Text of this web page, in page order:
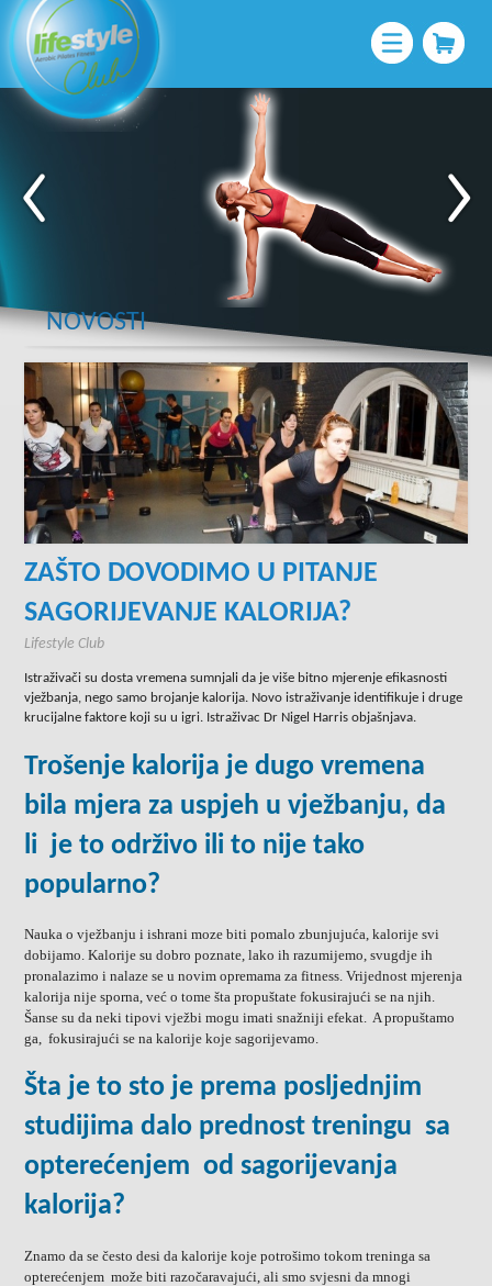
NOVOSTI
ZAŠTO DOVODIMO U PITANJE
SAGORIJEVANJE KALORIJA?
Lifestyle Club
Istraživači su dosta vremena sumnjali da je više bitno mjerenje efikasnosti
vježbanja, nego samo brojanje kalorija. Novo istraživanje identifikuje i druge
krucijalne faktore koji su u igri. Istraživac Dr Nigel Harris objašnjava.
Trošenje kalorija je dugo vremena
bila mjera za uspjeh u vježbanju, da
li je to održivo ili to nije tako
popularno?
Nauka o vježbanju i ishrani moze biti pomalo zbunjujuća, kalorije svi
dobijamo. Kalorije su dobro poznate, lako ih razumijemo, svugdje ih
pronalazimo i nalaze se u novim opremama za fitness. Vrijednost mjerenja
kalorija nije sporna, već o tome šta propuštate fokusirajući se na njih.
Šanse su da neki tipovi vježbi mogu imati snažniji efekat. A propuštamo
ga, fokusirajući se na kalorije koje sagorijevamo.
Šta je to sto je prema posljednjim
studijima dalo prednost treningu sa
opterećenjem od sagorijevanja
kalorija?
Znamo da se često desi da kalorije koje potrošimo tokom treninga sa
opterećenjem može biti razočaravajući, ali smo svjesni da mnogi